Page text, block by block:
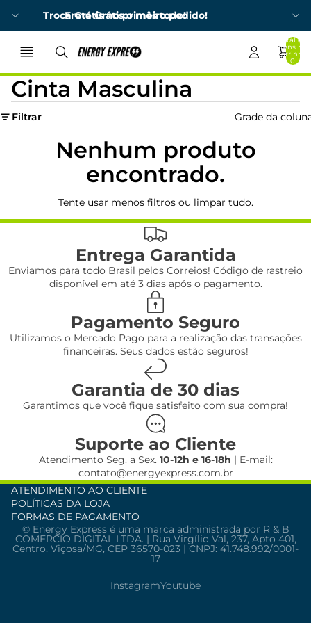
Frete Grátis o mês todo!
Troca Grátis no primeiro pedido!
Total de
itens no
carrinho:
0
Cinta Masculina
Filtrar Grade da
Nenhum produto
encontrado.
Tente usar menos filtros ou limpar tudo.
Entrega Garantida
Enviamos para todo Brasil pelos Correios! Código de rastreio
disponível em até 3 dias após o pagamento.
Pagamento Seguro
Utilizamos o Mercado Pago para a realização das transações
financeiras. Seus dados estão seguros!
Garantia de 30 dias
Garantimos que você fique satisfeito com sua compra!
Suporte ao Cliente
Atendimento Seg. a Sex. 10-12h e 16-18h | E-mail:
contato@energyexpress.com.br
ATENDIMENTO AO CLIENTE
POLÍTICAS DA LOJA
FORMAS DE PAGAMENTO
© Energy Express é uma marca administrada por R & B
COMERCIO DIGITAL LTDA. | Rua Virgílio Val, 237, Apto 401,
Centro, Viçosa/MG, CEP 36570-023 | CNPJ: 41.748.992/0001-
17
InstagramYoutube